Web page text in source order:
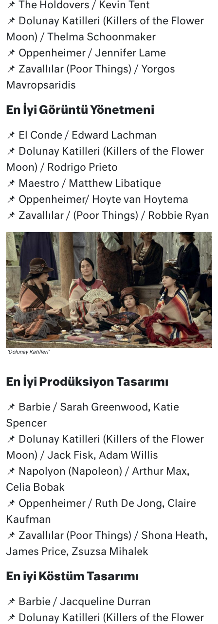
📌 The Holdovers / Kevin Tent
📌 Dolunay Katilleri (Killers of the Flower
Moon) / Thelma Schoonmaker
📌 Oppenheimer / Jennifer Lame
📌 Zavallılar (Poor Things) / Yorgos
Mavropsaridis
En İyi Görüntü Yönetmeni
📌 El Conde / Edward Lachman
📌 Dolunay Katilleri (Killers of the Flower
Moon) / Rodrigo Prieto
📌 Maestro / Matthew Libatique
📌 Oppenheimer/ Hoyte van Hoytema
📌 Zavallılar / (Poor Things) / Robbie Ryan
‘Dolunay Katilleri’
En İyi Prodüksiyon Tasarımı
📌 Barbie / Sarah Greenwood, Katie
Spencer
📌 Dolunay Katilleri (Killers of the Flower
Moon) / Jack Fisk, Adam Willis
📌 Napolyon (Napoleon) / Arthur Max,
Celia Bobak
📌 Oppenheimer / Ruth De Jong, Claire
Kaufman
📌 Zavallılar (Poor Things) / Shona Heath,
James Price, Zsuzsa Mihalek
En iyi Köstüm Tasarımı
📌 Barbie / Jacqueline Durran
📌 Dolunay Katilleri (Killers of the Flower